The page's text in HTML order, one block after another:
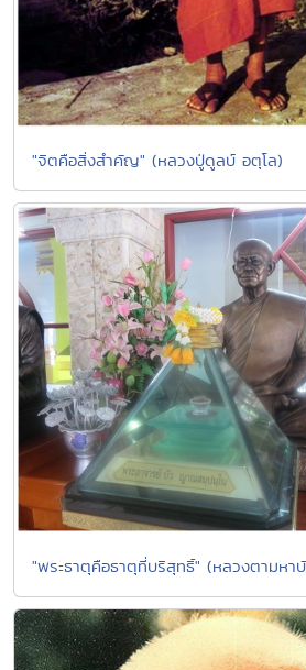
"จิตคือสิ่งสำคัญ" (หลวงปู่ดูลบ์ อตุโล)
"พระธาตุคือธาตุที่บริสุทธิ์" (หลวงตามห